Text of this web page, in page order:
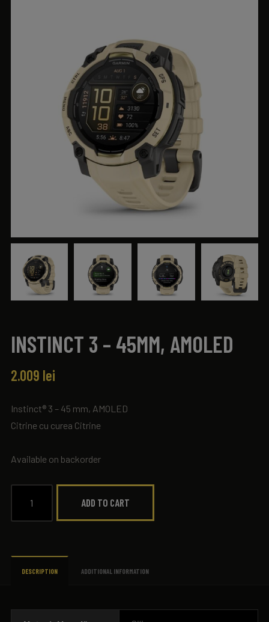
INSTINCT 3 – 45MM, AMOLED
2.009 lei
Instinct® 3 – 45 mm, AMOLED
Citrine cu curea Citrine
Available on backorder
ADD TO CART
DESCRIPTION ADDITIONAL INFORMATION